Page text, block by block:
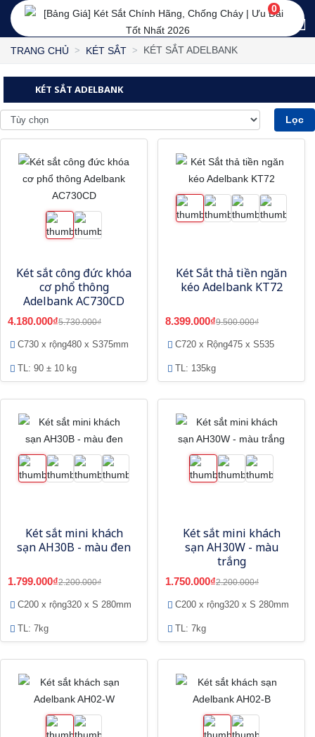
0
TRANG CHỦ KÉT SẮT KÉT SẮT ADELBANK
KÉT SẮT ADELBANK
Lọc
Két sắt công đức khóa
cơ phổ thông
Adelbank AC730CD
4.180.000₫5.730.000₫
C730 x rộng480 x S375mm
TL: 90 ± 10 kg
Két Sắt thả tiền ngăn
kéo Adelbank KT72
8.399.000₫9.500.000₫
C720 x Rộng475 x S535
TL: 135kg
Két sắt mini khách
sạn AH30B - màu đen
1.799.000₫2.200.000₫
C200 x rộng320 x S 280mm
TL: 7kg
Két sắt mini khách
sạn AH30W - màu
trắng
1.750.000₫2.200.000₫
C200 x rộng320 x S 280mm
TL: 7kg